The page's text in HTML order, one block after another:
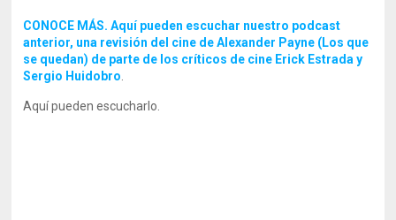
CONOCE MÁS. Aquí pueden escuchar nuestro podcast
anterior, una revisión del cine de Alexander Payne (Los que
se quedan) de parte de los críticos de cine Erick Estrada y
Sergio Huidobro
Aquí pueden escucharlo.